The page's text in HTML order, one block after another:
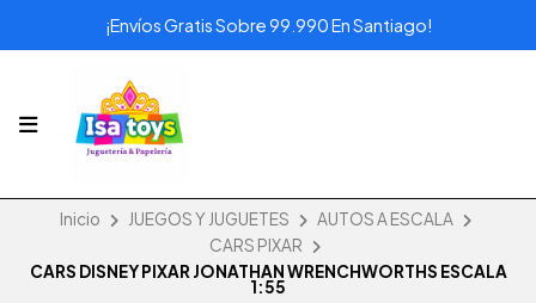
¡Envíos Gratis Sobre 99.990 En Santiago!
Inicio JUEGOS Y JUGUETES
AUTOS A ESCALA
CARS PIXAR
CARS DISNEY PIXAR JONATHAN WRENCHWORTHS ESCALA
1:55